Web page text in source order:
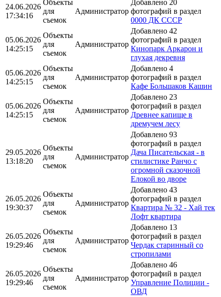
24.06.2026
17:34:16
Объекты
для
съемок
Администратор
Добавлено 20
фотографий в раздел
0000 ДК СССР
05.06.2026
14:25:15
Объекты
для
съемок
Администратор
Добавлено 42
фотографий в раздел
Кинопарк Аркарон и
глухая декревня
05.06.2026
14:25:15
Объекты
для
съемок
Администратор
Добавлено 4
фотографий в раздел
Кафе Большаков Кашин
05.06.2026
14:25:15
Объекты
для
съемок
Администратор
Добавлено 23
фотографий в раздел
Древнее капище в
дремучем лесу
29.05.2026
13:18:20
Объекты
для
съемок
Администратор
Добавлено 93
фотографий в раздел
Дача Писательская - в
стилистике Ранчо с
огромной сказочной
Елокой во дворе
26.05.2026
19:30:37
Объекты
для
съемок
Администратор
Добавлено 43
фотографий в раздел
Квартира № 32 - Хай тек
Лофт квартира
26.05.2026
19:29:46
Объекты
для
съемок
Администратор
Добавлено 13
фотографий в раздел
Чердак старинный со
стропилами
26.05.2026
19:29:46
Объекты
для
съемок
Администратор
Добавлено 46
фотографий в раздел
Управление Полиции -
ОВД